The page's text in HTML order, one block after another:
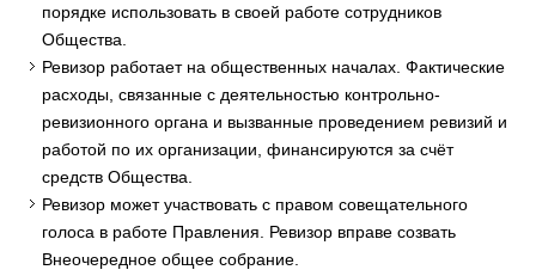
порядке использовать в своей работе сотрудников
Общества.
Ревизор работает на общественных началах. Фактические
расходы, связанные с деятельностью контрольно-
ревизионного органа и вызванные проведением ревизий и
работой по их организации, финансируются за счёт
средств Общества.
Ревизор может участвовать с правом совещательного
голоса в работе Правления. Ревизор вправе созвать
Внеочередное общее собрание.